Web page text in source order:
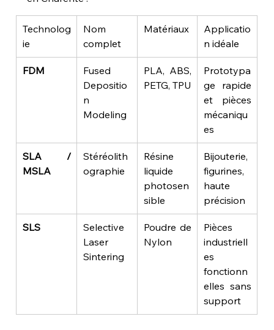
Technolog
ie
Nom
complet
Matériaux
Applicatio
n idéale
FDM
Fused
Depositio
n
Modeling
PLA, ABS,
PETG, TPU
Prototypa
ge rapide
et pièces
mécaniqu
es
SLA /
MSLA
Stéréolith
ographie
Résine
liquide
photosen
sible
Bijouterie,
figurines,
haute
précision
SLS
Selective
Laser
Sintering
Poudre de
Nylon
Pièces
industriell
es
fonctionn
elles sans
support